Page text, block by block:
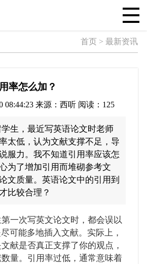
首页 > 最新资讯
率怎么加？
08:44:23 来源：西听 阅读：125
生，最近写英语论文时老师
太低，认为文献支撑不足，导
服力。我不知道引用率应该怎
为了增加引用而堆砌参考文
文质量。英语论文中的引用到
比较合理？
次写英文论文时，都会误以
可能多地插入文献。实际上，
献是否真正支撑了你的观点，
量。引用率过低，通常意味着